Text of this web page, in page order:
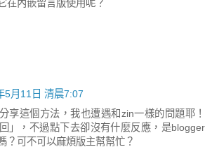
在內嵌留言版使用呢？
5月11日 清晨7:07
享這個方法，我也遭遇和zin一樣的問題耶！
」，不過點下去卻沒有什麼反應，是blogger
？可不可以麻煩版主幫幫忙？